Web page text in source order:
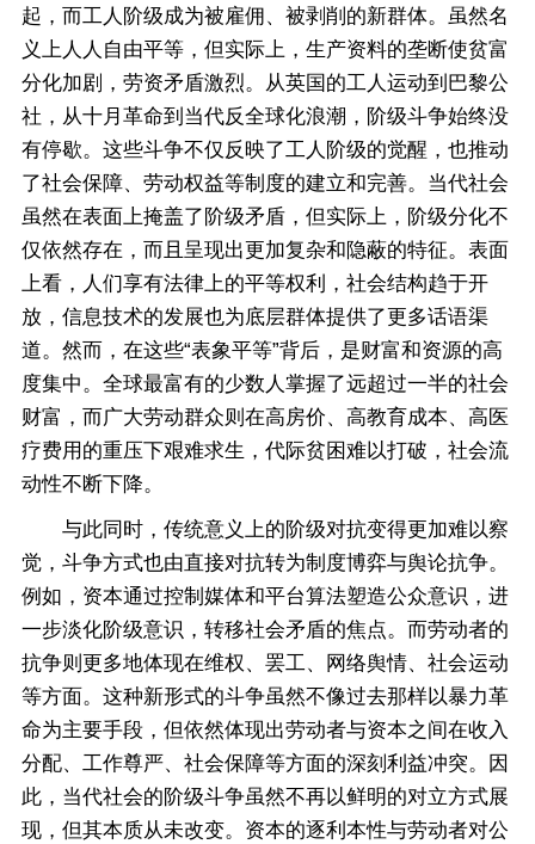
起，而工人阶级成为被雇佣、被剥削的新群体。虽然名
义上人人自由平等，但实际上，生产资料的垄断使贫富
分化加剧，劳资矛盾激烈。从英国的工人运动到巴黎公
社，从十月革命到当代反全球化浪潮，阶级斗争始终没
有停歇。这些斗争不仅反映了工人阶级的觉醒，也推动
了社会保障、劳动权益等制度的建立和完善。当代社会
虽然在表面上掩盖了阶级矛盾，但实际上，阶级分化不
仅依然存在，而且呈现出更加复杂和隐蔽的特征。表面
上看，人们享有法律上的平等权利，社会结构趋于开
放，信息技术的发展也为底层群体提供了更多话语渠
道。然而，在这些“表象平等”背后，是财富和资源的高
度集中。全球最富有的少数人掌握了远超过一半的社会
财富，而广大劳动群众则在高房价、高教育成本、高医
疗费用的重压下艰难求生，代际贫困难以打破，社会流
动性不断下降。
与此同时，传统意义上的阶级对抗变得更加难以察
觉，斗争方式也由直接对抗转为制度博弈与舆论抗争。
例如，资本通过控制媒体和平台算法塑造公众意识，进
一步淡化阶级意识，转移社会矛盾的焦点。而劳动者的
抗争则更多地体现在维权、罢工、网络舆情、社会运动
等方面。这种新形式的斗争虽然不像过去那样以暴力革
命为主要手段，但依然体现出劳动者与资本之间在收入
分配、工作尊严、社会保障等方面的深刻利益冲突。因
此，当代社会的阶级斗争虽然不再以鲜明的对立方式展
现，但其本质从未改变。资本的逐利本性与劳动者对公